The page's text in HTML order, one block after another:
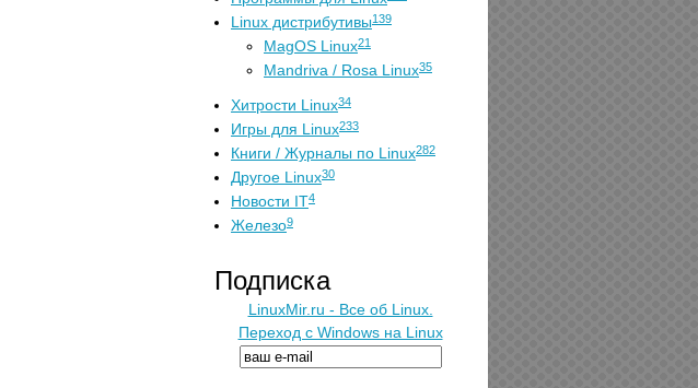
Linux дистрибутивы139
MagOS Linux21
Mandriva / Rosa Linux35
Хитрости Linux34
Игры для Linux233
Книги / Журналы по Linux282
Другое Linux30
Новости IT4
Железо9
Подписка
LinuxMir.ru - Все об Linux.
Переход с Windows на Linux